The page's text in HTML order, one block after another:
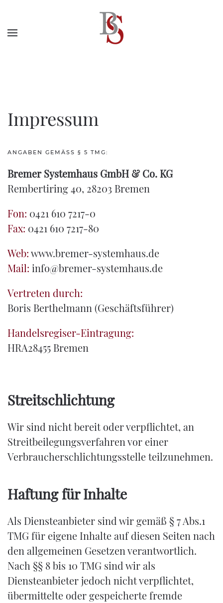
Impressum
ANGABEN GEMÄSS § 5 TMG:
Bremer Systemhaus GmbH & Co. KG
Rembertiring 40, 28203 Bremen
Fon: 0421 610 7217-0
Fax: 0421 610 7217-80
Web:www.bremer-systemhaus.de
Mail: info@bremer-systemhaus.de
Vertreten durch:
Boris Berthelmann (Geschäftsführer)
Handelsregiser-Eintragung:
HRA28455 Bremen
Streitschlichtung
Wir sind nicht bereit oder verpflichtet, an
Streitbeilegungsverfahren vor einer
Verbraucherschlichtungsstelle teilzunehmen.
Haftung für Inhalte
Als Diensteanbieter sind wir gemäß § 7 Abs.1
TMG für eigene Inhalte auf diesen Seiten nach
den allgemeinen Gesetzen verantwortlich.
Nach §§ 8 bis 10 TMG sind wir als
Diensteanbieter jedoch nicht verpflichtet,
übermittelte oder gespeicherte fremde